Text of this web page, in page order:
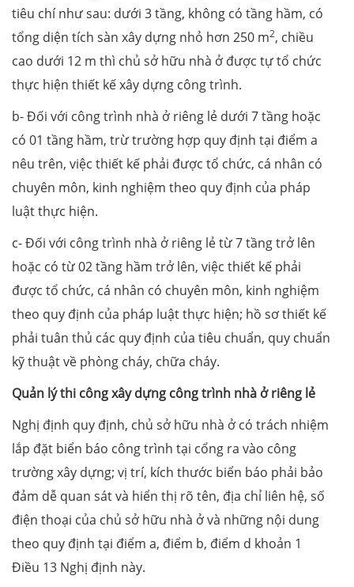
tiêu chí như sau: dưới 3 tầng, không có tầng hầm, có
tổng diện tích sàn xây dựng nhỏ hơn 250 m2, chiều
cao dưới 12 m thì chủ sở hữu nhà ở được tự tổ chức
thực hiện thiết kế xây dựng công trình.
b- Đối với công trình nhà ở riêng lẻ dưới 7 tầng hoặc
có 01 tầng hầm, trừ trường hợp quy định tại điểm a
nêu trên, việc thiết kế phải được tổ chức, cá nhân có
chuyên môn, kinh nghiệm theo quy định của pháp
luật thực hiện.
c- Đối với công trình nhà ở riêng lẻ từ 7 tầng trở lên
hoặc có từ 02 tầng hầm trở lên, việc thiết kế phải
được tổ chức, cá nhân có chuyên môn, kinh nghiệm
theo quy định của pháp luật thực hiện; hồ sơ thiết kế
phải tuân thủ các quy định của tiêu chuẩn, quy chuẩn
kỹ thuật về phòng cháy, chữa cháy.
Quản lý thi công xây dựng công trình nhà ở riêng lẻ
Nghị định quy định, chủ sở hữu nhà ở có trách nhiệm
lắp đặt biển báo công trình tại cổng ra vào công
trường xây dựng; vị trí, kích thước biển báo phải bảo
đảm dễ quan sát và hiển thị rõ tên, địa chỉ liên hệ, số
điện thoại của chủ sở hữu nhà ở và những nội dung
theo quy định tại điểm a, điểm b, điểm d khoản 1
Điều 13 Nghị định này.